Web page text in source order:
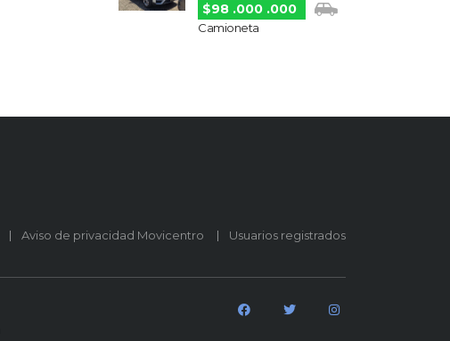
$98 .000 .000
Camioneta
Aviso de privacidad Movicentro Usuarios registrados